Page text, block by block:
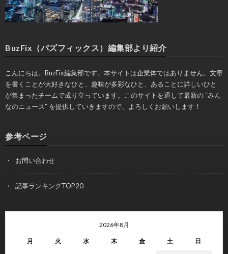
BuzFix（バズフィックス）編集部より紹介
こんにちは。BuzFix編集部です。本サイトは企業体ではありません。文章
を書くことが大好きなひと、趣味が多彩なひと、あることに詳しいひと
が集まったチームで成り立っています。このサイトを通して最新の “みん
なのニュース” を提供していきますので、よろしくお願いします！
参考ページ
お問い合わせ
記事ランキングTOP20
2026年8月
月 火 水 木 金 土 日